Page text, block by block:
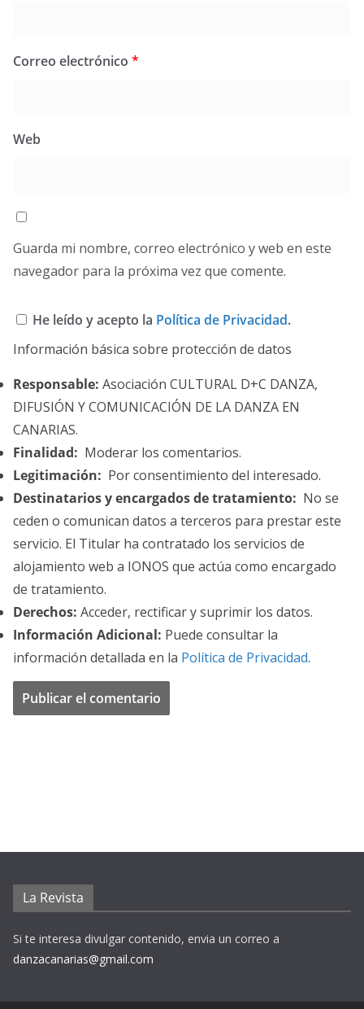
Correo electrónico *
Web
Guarda mi nombre, correo electrónico y web en este
navegador para la próxima vez que comente.
He leído y acepto la Política de Privacidad.
Información básica sobre protección de datos
Responsable: Asociación CULTURAL D+C DANZA,
DIFUSIÓN Y COMUNICACIÓN DE LA DANZA EN
CANARIAS.
Finalidad: Moderar los comentarios.
Legitimación: Por consentimiento del interesado.
Destinatarios y encargados de tratamiento: No se
ceden o comunican datos a terceros para prestar este
servicio. El Titular ha contratado los servicios de
alojamiento web a IONOS que actúa como encargado
de tratamiento.
Derechos: Acceder, rectificar y suprimir los datos.
Información Adicional: Puede consultar la
información detallada en la Política de Privacidad.
La Revista
Si te interesa divulgar contenido, envia un correo a
danzacanarias@gmail.com